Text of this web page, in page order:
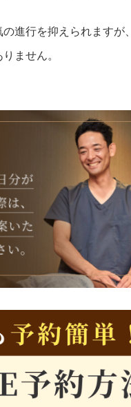
進行を抑えられますが、
ません。